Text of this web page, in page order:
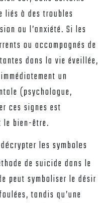
liés à des troubles
ou l’anxiété. Si les
ou accompagnés de
dans la vie éveillée,
un
(psychologue,
ces signes est
le bien-être.
les symboles
de suicide dans le
peut symboliser le désir
tandis qu’une